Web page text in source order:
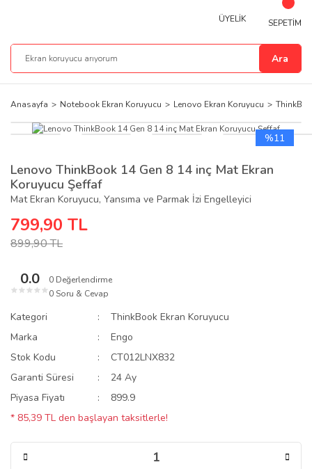
Ara
ÜYELİK SEPETİM
Anasayfa Notebook Ekran Koruyucu Lenovo Ekran Koruyucu
%11
Lenovo ThinkBook 14 Gen 8 14 inç Mat Ekran
Koruyucu Şeffaf
Mat Ekran Koruyucu, Yansıma ve Parmak İzi Engelleyici
799,90 TL
899,90 TL
0.0
★ ★ ★ ★ ★
0 Değerlendirme
0 Soru & Cevap
Kategori
ThinkBook Ekran Koruyucu
Marka
Engo
Stok Kodu
CT012LNX832
Garanti Süresi
24 Ay
Piyasa Fiyatı
899.9
* 85,39 TL den başlayan taksitlerle!